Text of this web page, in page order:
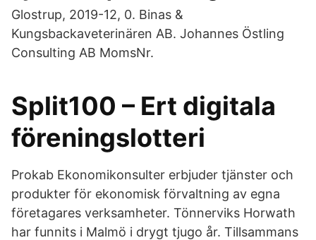
Glostrup, 2019-12, 0. Binas &
Kungsbackaveterinären AB. Johannes Östling
Consulting AB MomsNr.
Split100 – Ert digitala
föreningslotteri
Prokab Ekonomikonsulter erbjuder tjänster och
produkter för ekonomisk förvaltning av egna
företagares verksamheter. Tönnerviks Horwath
har funnits i Malmö i drygt tjugo år. Tillsammans